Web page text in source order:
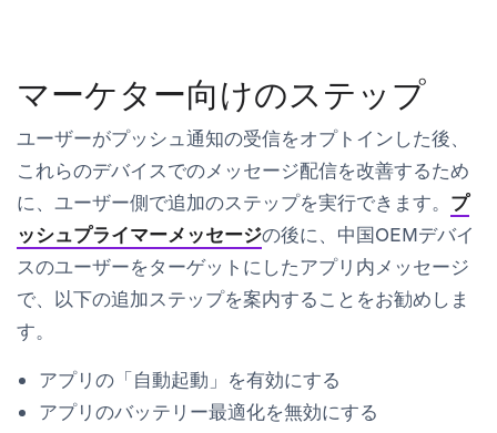
マーケター向けのステップ
ユーザーがプッシュ通知の受信をオプトインした後、
これらのデバイスでのメッセージ配信を改善するため
に、ユーザー側で追加のステップを実行できます。 プ
ッシュプライマーメッセージの後に、中国OEMデバイ
スのユーザーをターゲットにしたアプリ内メッセージ
で、以下の追加ステップを案内することをお勧めしま
す。
アプリの「自動起動」を有効にする
アプリのバッテリー最適化を無効にする